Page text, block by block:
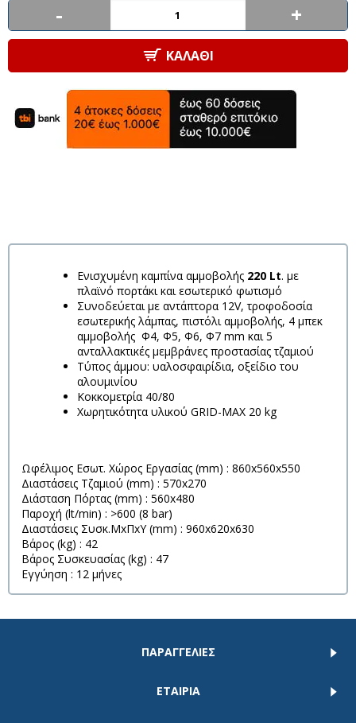
- +
ΚΑΛΆΘΙ
Ενισχυμένη καμπίνα αμμοβολής 220 Lt. με
πλαϊνό πορτάκι και εσωτερικό φωτισμό
Συνοδεύεται με αντάπτορα 12V, τροφοδοσία
εσωτερικής λάμπας, πιστόλι αμμοβολής, 4 μπεκ
αμμοβολής Φ4, Φ5, Φ6, Φ7 mm και 5
ανταλλακτικές μεμβράνες προστασίας τζαμιού
Τύπος άμμου: υαλοσφαιρίδια, οξείδιο του
αλουμινίου
Κοκκομετρία 40/80
Χωρητικότητα υλικού GRID-ΜΑΧ 20 kg
Ωφέλιμος Εσωτ. Χώρος Εργασίας (mm) : 860x560x550
Διαστάσεις Τζαμιού (mm) : 570x270
Διάσταση Πόρτας (mm) : 560x480
Παροχή (lt/min) : >600 (8 bar)
Διαστάσεις Συσκ.ΜxΠxΥ (mm) : 960x620x630
Βάρος (kg) : 42
Βάρος Συσκευασίας (kg) : 47
Εγγύηση : 12 μήνες
ΠΑΡΑΓΓΕΛΙΕΣ
ΕΤΑΙΡΙΑ